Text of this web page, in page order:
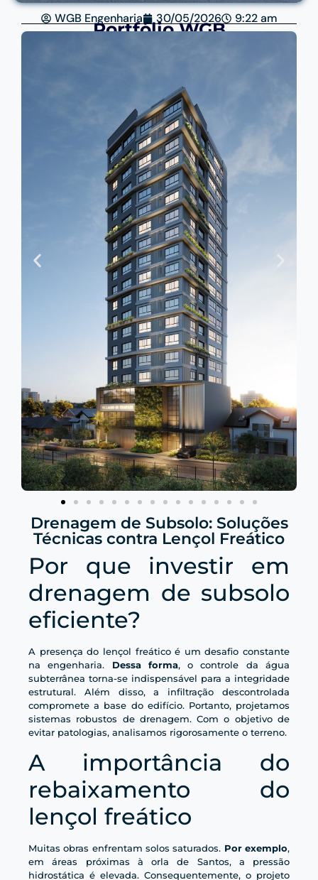
WGB Engenharia 30/05/2026 9:22 am
Portfólio WGB
Drenagem de Subsolo: Soluções
Técnicas contra Lençol Freático
Por que investir em
drenagem de subsolo
eficiente?
A presença do lençol freático é um desafio constante
na engenharia. Dessa forma, o controle da água
subterrânea torna-se indispensável para a integridade
estrutural. Além disso, a infiltração descontrolada
compromete a base do edifício. Portanto, projetamos
sistemas robustos de drenagem. Com o objetivo de
evitar patologias, analisamos rigorosamente o terreno.
A importância do
rebaixamento do
lençol freático
Muitas obras enfrentam solos saturados. Por exemplo,
em áreas próximas à orla de Santos, a pressão
hidrostática é elevada. Consequentemente, o projeto